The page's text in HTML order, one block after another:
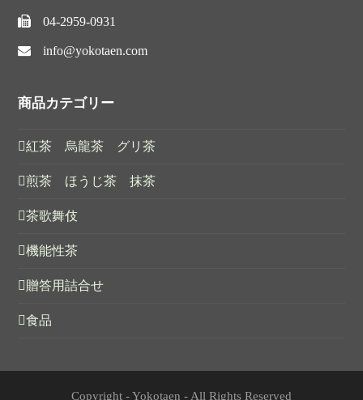
04-2959-0931
info@yokotaen.com
商品カテゴリー
紅茶 烏龍茶 グリ茶
煎茶 ほうじ茶 抹茶
茶歌舞伎
機能性茶
贈答用詰合せ
食品
Copyright - Yokotaen - All Rights Reserved